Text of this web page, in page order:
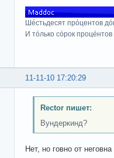
Шéстьдесят прóцентов
И тóлько сóрок
11-11-10 17:20:29
Rector пишет:
Вундеркинд?
Нет, но говно от